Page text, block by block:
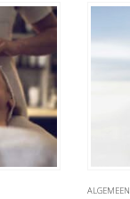
ALGEMEEN